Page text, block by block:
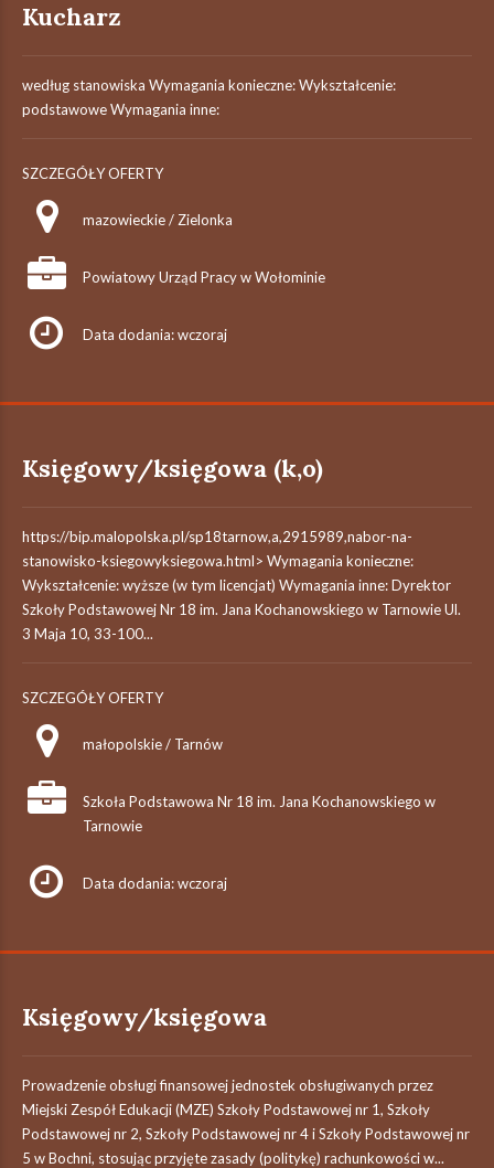
Kucharz
według stanowiska Wymagania konieczne: Wykształcenie:
podstawowe Wymagania inne:
SZCZEGÓŁY OFERTY
mazowieckie / Zielonka
Powiatowy Urząd Pracy w Wołominie
Data dodania: wczoraj
Księgowy/księgowa (k,o)
https://bip.malopolska.pl/sp18tarnow,a,2915989,nabor-na-
stanowisko-ksiegowyksiegowa.html> Wymagania konieczne:
Wykształcenie: wyższe (w tym licencjat) Wymagania inne: Dyrektor
Szkoły Podstawowej Nr 18 im. Jana Kochanowskiego w Tarnowie Ul.
3 Maja 10, 33-100...
SZCZEGÓŁY OFERTY
małopolskie / Tarnów
Szkoła Podstawowa Nr 18 im. Jana Kochanowskiego w
Tarnowie
Data dodania: wczoraj
Księgowy/księgowa
Prowadzenie obsługi finansowej jednostek obsługiwanych przez
Miejski Zespół Edukacji (MZE) Szkoły Podstawowej nr 1, Szkoły
Podstawowej nr 2, Szkoły Podstawowej nr 4 i Szkoły Podstawowej nr
5 w Bochni, stosując przyjęte zasady (politykę) rachunkowości w...